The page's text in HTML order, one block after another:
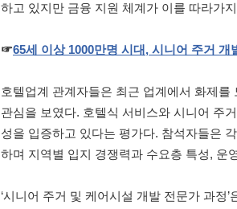
하고 있지만 금융 지원 체계가 이를 따라가
☞65세 이상 1000만명 시대, 시니어 주거 개
호텔업계 관계자들은 최근 업계에서 화제를
관심을 보였다. 호텔식 서비스와 시니어 주
성을 입증하고 있다는 평가다. 참석자들은
하며 지역별 입지 경쟁력과 수요층 특성, 운
‘시니어 주거 및 케어시설 개발 전문가 과정